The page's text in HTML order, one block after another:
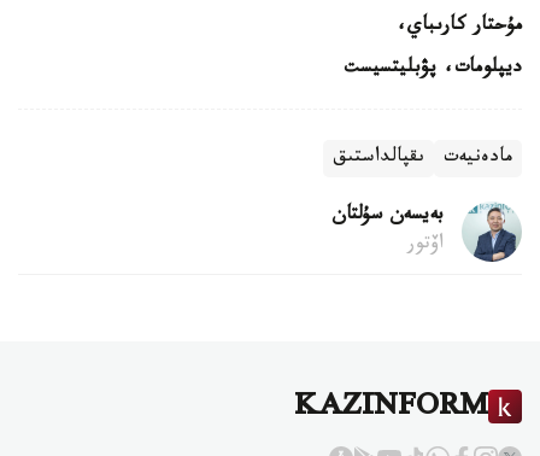
مۇحتار كارىباي،
ديپلومات، پۋبليتسيست
مادەنيەت ىقپالداستىق
بەيسەن سۇلتان
اۆتور
KAZINFORM